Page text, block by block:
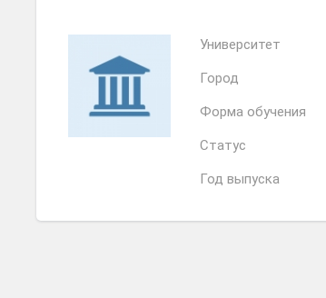
Университет
Город
Форма обучения
Статус
Год выпуска